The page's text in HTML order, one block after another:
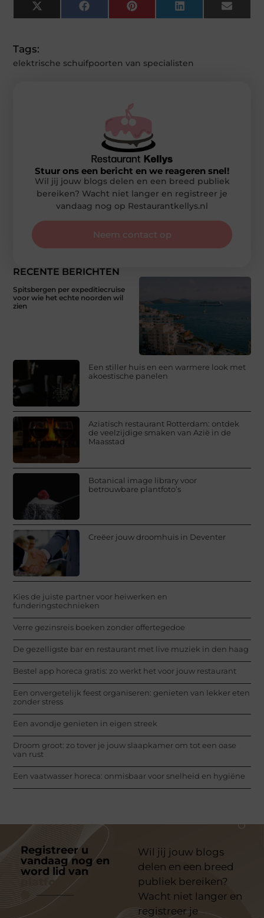
X
(Twitter)
FacebookPinterestLinkedInEmail
Tags:
elektrische schuifpoorten van specialisten
RECENTE BERICHTEN
Spitsbergen per expeditiecruise
voor wie het echte noorden wil
zien
Een stiller huis en een warmere look met
akoestische panelen
Aziatisch restaurant Rotterdam: ontdek
de veelzijdige smaken van Azië in de
Maasstad
Botanical image library voor
betrouwbare plantfoto’s
Creëer jouw droomhuis in Deventer
Kies de juiste partner voor heiwerken en
funderingstechnieken
Verre gezinsreis boeken zonder offertegedoe
De gezelligste bar en restaurant met live muziek in den haag
Bestel app horeca gratis: zo werkt het voor jouw restaurant
Een onvergetelijk feest organiseren: genieten van lekker eten
zonder stress
Een avondje genieten in eigen streek
Droom groot: zo tover je jouw slaapkamer om tot een oase
van rust
Een vaatwasser horeca: onmisbaar voor snelheid en hygiëne
Stuur ons een bericht en we reageren snel!
Wil jij jouw blogs delen en een breed publiek
bereiken? Wacht niet langer en registreer je
vandaag nog op Restaurantkellys.nl
Neem contact op
Registreer u
vandaag nog en
word lid van
platform
Wil jij jouw blogs
delen en een breed
publiek bereiken?
Wacht niet langer en
registreer je